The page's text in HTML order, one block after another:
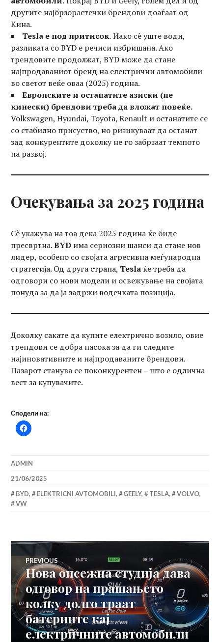
другите најбрзорастечки брендови доаѓаат од
Кина.
Tesla е под притисок.Иако сè уште води,
разликата со BYD е речиси избришана. Ако
трендовите продолжат, BYD може да стане
најпродаваниот бренд на електрични автомобили
во светот веќе оваа (2025) година.
Европските и останатите азиски (не
кинески) брендови треба да вложат повеќе.
Volkswagen, Hyundai, Toyota, Renault и останатите се
со стабилно присуство, но ризикуваат да останат
зад конкурентите доколку не го забрзаат темпото
на развој.
Очекувања за 2025 година
Сè укажува на тоа дека 2025 година ќе биде
пресвртна.BYD има сериозни шанси да стане нов
лидер, особено со својата агресивна меѓународна
стратегија. Од друга страна, Tesla ќе треба да
одговори со нови модели и освежување на својата
понуда за да ја задржи водечката позиција.
Доколку сакате да купите електрично возило, овие
трендови се добра насока за да ги следите
најиновативните и најпродаваните брендови.
Пазарот станува се поконкурентен – што е одлична
вест за купувачите.
Сподели на:
ADMIN
21/06/2025
BYD, ELEKTRICNI AVTOMOBILI, GEELY, TESLA, VOLVO,
VW
Навигација
на
напис
PREVIOUS
Previous
post:
Нова опсежна студија дава
одговор на прашањето
колку долго траат
батериите кај
електричните автомобили